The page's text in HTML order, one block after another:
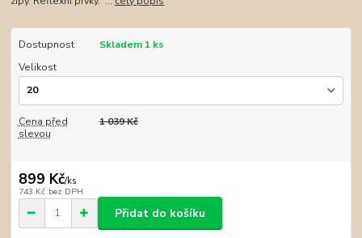
Dostupnost
Skladem 1 ks
Velikost
Cena před
slevou
1 039 Kč
899 Kč/ks
743 Kč bez DPH
Přidat do košíku